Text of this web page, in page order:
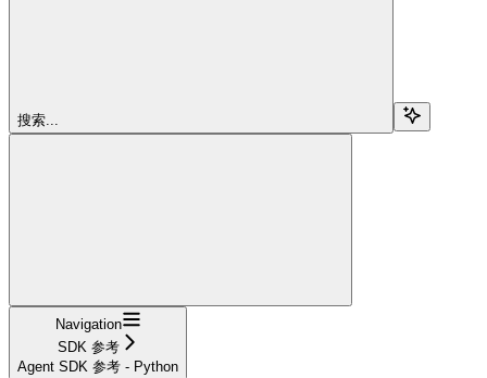
搜索...
Navigation
SDK 参考
Agent SDK 参考 - Python